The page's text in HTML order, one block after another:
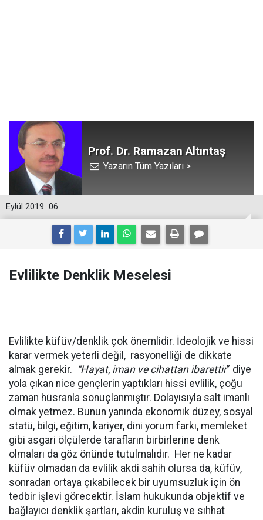
Prof. Dr. Ramazan Altıntaş
Yazarın Tüm Yazıları >
06
Eylül 2019
Evlilikte Denklik Meselesi
Evlilikte küfüv/denklik çok önemlidir. İdeolojik ve hissi
karar vermek yeterli değil, rasyonelliği de dikkate
almak gerekir. “Hayat, iman ve cihattan ibarettir” diye
yola çıkan nice gençlerin yaptıkları hissi evlilik, çoğu
zaman hüsranla sonuçlanmıştır. Dolayısıyla salt imanlı
olmak yetmez. Bunun yanında ekonomik düzey, sosyal
statü, bilgi, eğitim, kariyer, dini yorum farkı, memleket
gibi asgari ölçülerde tarafların birbirlerine denk
olmaları da göz önünde tutulmalıdır. Her ne kadar
küfüv olmadan da evlilik akdi sahih olursa da, küfüv,
sonradan ortaya çıkabilecek bir uyumsuzluk için ön
tedbir işlevi görecektir. İslam hukukunda objektif ve
bağlayıcı denklik şartları, akdin kuruluş ve sıhhat